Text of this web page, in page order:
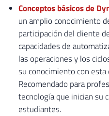
Conceptos básicos de
un amplio conocimiento
participación del cliente
capacidades de
las operaciones y los
su conocimiento con
Recomendado para
tecnología que inician su
estudiantes.